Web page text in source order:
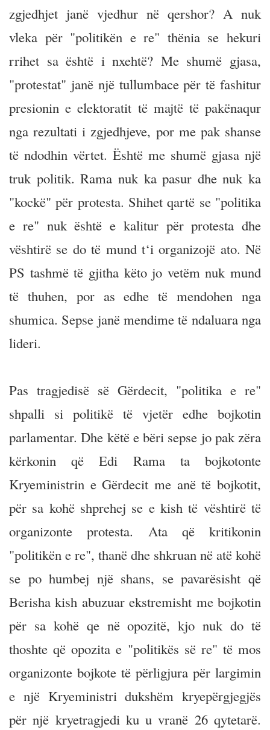
zgjedhjet janë vjedhur në qershor? A nuk
vleka për "politikën e re" thënia se hekuri
rrihet sa është i nxehtë? Me shumë gjasa,
"protestat" janë një tullumbace për të fashitur
presionin e elektoratit të majtë të pakënaqur
nga rezultati i zgjedhjeve, por me pak shanse
të ndodhin vërtet. Është me shumë gjasa një
truk politik. Rama nuk ka pasur dhe nuk ka
"kockë" për protesta. Shihet qartë se "politika
e re" nuk është e kalitur për protesta dhe
vështirë se do të mund t‘i organizojë ato. Në
PS tashmë të gjitha këto jo vetëm nuk mund
të thuhen, por as edhe të mendohen nga
shumica. Sepse janë mendime të ndaluara nga
lideri.
Pas tragjedisë së Gërdecit, "politika e re"
shpalli si politikë të vjetër edhe bojkotin
parlamentar. Dhe këtë e bëri sepse jo pak zëra
kërkonin që Edi Rama ta bojkotonte
Kryeministrin e Gërdecit me anë të bojkotit,
për sa kohë shprehej se e kish të vështirë të
organizonte protesta. Ata që kritikonin
"politikën e re", thanë dhe shkruan në atë kohë
se po humbej një shans, se pavarësisht që
Berisha kish abuzuar ekstremisht me bojkotin
për sa kohë qe në opozitë, kjo nuk do të
thoshte që opozita e "politikës së re" të mos
organizonte bojkote të përligjura për largimin
e një Kryeministri dukshëm kryepërgjegjës
për një kryetragjedi ku u vranë 26 qytetarë.